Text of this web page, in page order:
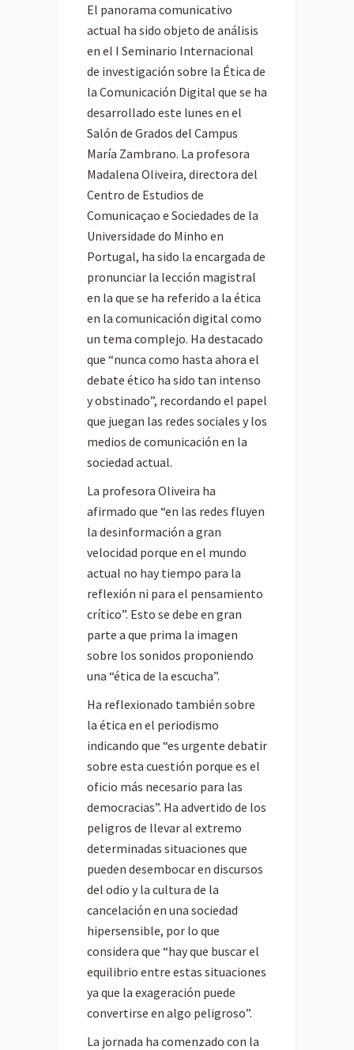
El panorama comunicativo
actual ha sido objeto de análisis
en el I Seminario Internacional
de investigación sobre la Ética de
la Comunicación Digital que se ha
desarrollado este lunes en el
Salón de Grados del Campus
María Zambrano. La profesora
Madalena Oliveira, directora del
Centro de Estudios de
Comunicaçao e Sociedades de la
Universidade do Minho en
Portugal, ha sido la encargada de
pronunciar la lección magistral
en la que se ha referido a la ética
en la comunicación digital como
un tema complejo. Ha destacado
que “nunca como hasta ahora el
debate ético ha sido tan intenso
y obstinado”, recordando el papel
que juegan las redes sociales y los
medios de comunicación en la
sociedad actual.
La profesora Oliveira ha
afirmado que “en las redes fluyen
la desinformación a gran
velocidad porque en el mundo
actual no hay tiempo para la
reflexión ni para el pensamiento
crítico”. Esto se debe en gran
parte a que prima la imagen
sobre los sonidos proponiendo
una “ética de la escucha”.
Ha reflexionado también sobre
la ética en el periodismo
indicando que “es urgente debatir
sobre esta cuestión porque es el
oficio más necesario para las
democracias”. Ha advertido de los
peligros de llevar al extremo
determinadas situaciones que
pueden desembocar en discursos
del odio y la cultura de la
cancelación en una sociedad
hipersensible, por lo que
considera que “hay que buscar el
equilibrio entre estas situaciones
ya que la exageración puede
convertirse en algo peligroso”.
La jornada ha comenzado con la